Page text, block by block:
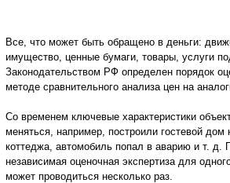
Все, что может быть обращено в деньги:
имущество, ценные бумаги, товары, услуги
Законодательством РФ определен порядок
методе сравнительного анализа цен на
Со временем ключевые характеристики
меняться, например, построили гостевой дом
коттеджа, автомобиль попал в аварию и т. д.
независимая оценочная экспертиза для
может проводиться несколько раз.